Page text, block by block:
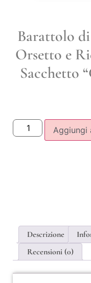
Barattolo
Orsetto e
Sacchetto
Aggiungi
Descrizione
Recensioni (0)